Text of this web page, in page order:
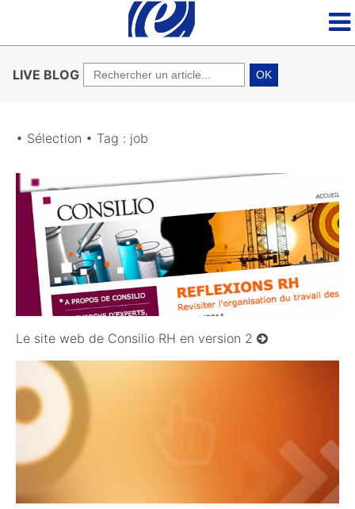
LIVE BLOG OK
• Sélection • Tag : job
20/02/2011
Le site web de Consilio RH en version 2
11/09/2010